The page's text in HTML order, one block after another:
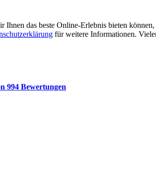
Ihnen das beste Online-Erlebnis bieten
für weitere Informationen.
994 Bewertungen